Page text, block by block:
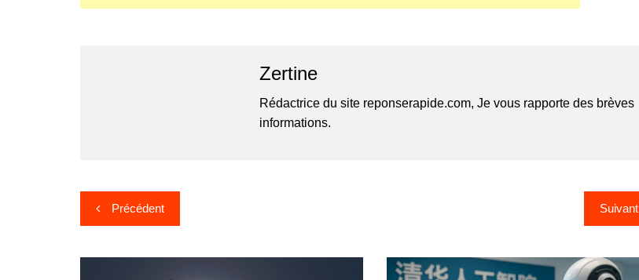
Zertine
Rédactrice du site reponserapide.com, Je vous rapporte des brèves
informations.
Navigation
de
l’article
Précédent Suivant